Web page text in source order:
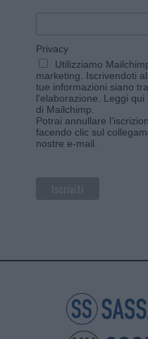
Privacy
Utilizziamo
marketing. Iscrivendoti
tue informazioni siano
l'elaborazione. Leggi qui
di Mailchimp
Potrai annullare
facendo clic sul
nostre e-mail.